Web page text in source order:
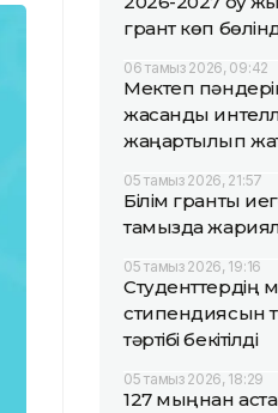
грант көп
06 тамыз 2026, 09:42
Мектеп
жасанды
жаңартылып
05 тамыз 2026, 21:57
Білім гранты
тамызда
05 тамыз 2026, 19:16
Студенттердің
стипендиясын
тәртібі бекітілді
05 тамыз 2026, 18:29
127 мыңнан